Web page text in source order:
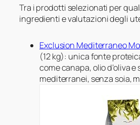
Tra i prodotti selezionati per
ingredienti e valutazioni degli
Exclusion Mediterraneo
(12 kg): unica fonte
come canapa, olio d’oliva
mediterranei, senza soia,